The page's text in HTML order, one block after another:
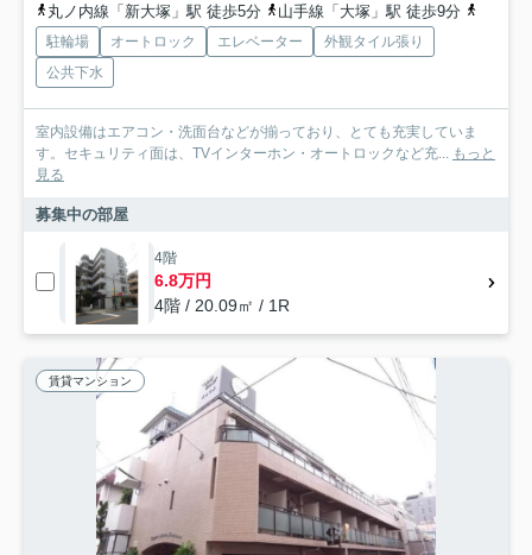
丸ノ内線「新大塚」駅 徒歩5分
山手線「大塚」駅 徒歩9分
駐輪場 オートロック エレベーター
外観タイル張り
公共下水
室内設備はエアコン・洗面台などが揃っており、とても充実していま
す。セキュリティ面は、TVインターホン・オートロックなど充...
もっと
見る
募集中の部屋
4階
6.8万円
4階 / 20.09㎡ / 1R
賃貸マンション